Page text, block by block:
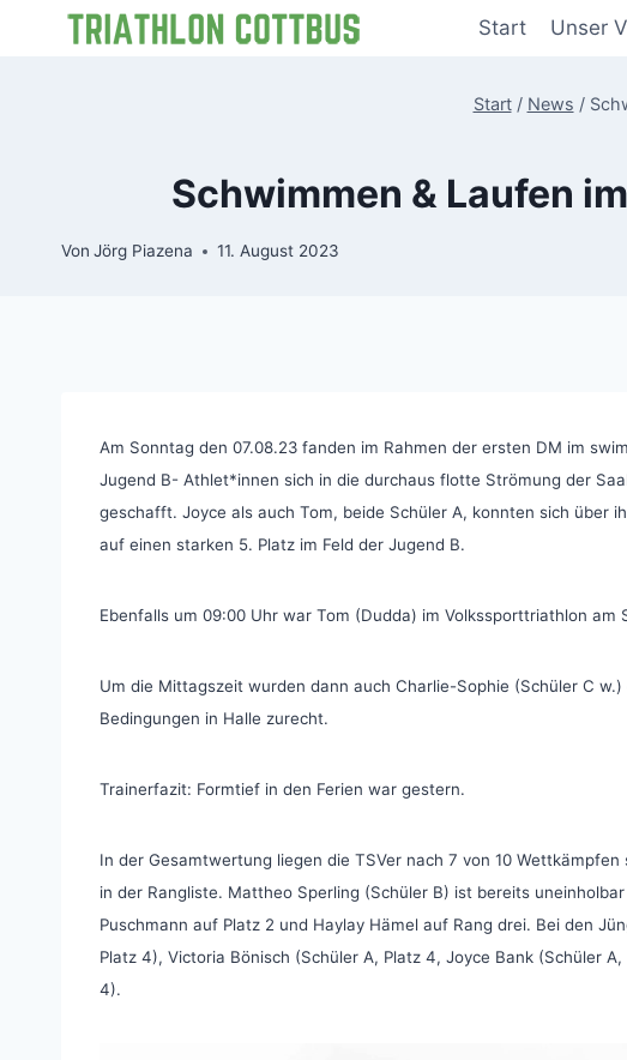
Start Unser
Start / News /
Schwimmen & Laufen
Von Jörg Piazena 11. August 2023
Am Sonntag den 07.08.23 fanden im Rahmen der ersten DM im
Jugend B- Athlet*innen sich in die durchaus flotte Strömung der
geschafft. Joyce als auch Tom, beide Schüler A, konnten sich über
auf einen starken 5. Platz im Feld der Jugend B.
Ebenfalls um 09:00 Uhr war Tom (Dudda) im Volkssporttriathlon
Um die Mittagszeit wurden dann auch Charlie-Sophie (Schüler C
Bedingungen in Halle zurecht.
Trainerfazit: Formtief in den Ferien war gestern.
In der Gesamtwertung liegen die TSVer nach 7 von 10
in der Rangliste. Mattheo Sperling (Schüler B) ist bereits
Puschmann auf Platz 2 und Haylay Hämel auf Rang drei. Bei den
Platz 4), Victoria Bönisch (Schüler A, Platz 4, Joyce Bank (Schüler
4).